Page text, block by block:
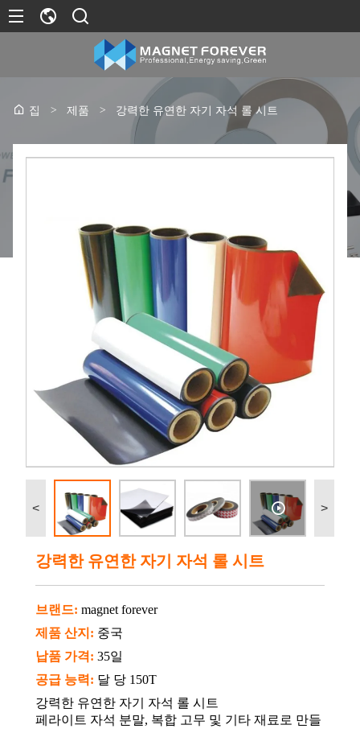
집 > 제품 > 강력한 유연한 자기 자석 롤 시트
< >
강력한 유연한 자기 자석 롤 시트
브랜드: magnet forever
제품 산지: 중국
납품 가격: 35일
공급 능력: 달 당 150T
강력한 유연한 자기 자석 롤 시트
페라이트 자석 분말, 복합 고무 및 기타 재료로 만들